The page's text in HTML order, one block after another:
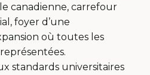
canadienne, carrefour
foyer d’une
où toutes les
standards universitaires